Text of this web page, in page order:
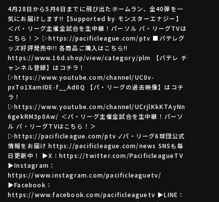
交流戦
千葉ロッテマリーンズ
オリックス・バファローズ
福岡ソフトバンクホークス
設定
利用規約 プライバシーポリシー
4月28日から5月6日までに飛び出たホームラン、全40弾を一
気にお届けします!!【Supported by モンスターエナジー】
＜パ・リーグ主催全試合を生中継！パーソル パ・リーグTVは
こちら！＞ ▷https://pacificleague.com/ptv ■パテレグ
ッズ好評発売中!! 各商品ご購入はこちら!!
https://www.16d.shop/view/category/plm 【パテレ チ
ャンネル登録】はコチラ！
▷https://www.youtube.com/channel/UC0v-
pxTo1XamIDE-f__Ad0Q 【パ・リーグの過去映像】はコチ
ラ！
▷https://www.youtube.com/channel/UCrjlKkKTAyNn
6gekRM3p0Aw/ ＜パ・リーグ主催全試合を生中継！パーソ
ル パ・リーグTVはこちら！＞
▷https://pacificleague.com/ptv ✓パ・リーグ6球団公式
情報をお届け https://pacificleague.com/news SNSも毎
日更新中！ ▶X：https://twitter.com/PacificleagueTV
▶Instagram：
https://www.instagram.com/pacificleaguetv/
▶Facebook：
https://www.facebook.com/pacificleaguetv ▶LINE：